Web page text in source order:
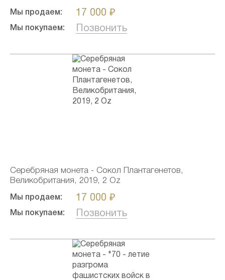
Мы продаем: 17 000 ₽
Мы покупаем: Позвонить
Серебряная монета - Сокол Плантагенетов,
Великобритания, 2019, 2 Oz
Мы продаем: 17 000 ₽
Мы покупаем: Позвонить